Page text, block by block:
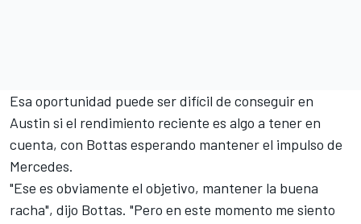
Esa oportunidad puede ser difícil de conseguir en
Austin si el rendimiento reciente es algo a tener en
cuenta, con Bottas esperando mantener el impulso de
Mercedes.
"Ese es obviamente el objetivo, mantener la buena
racha", dijo Bottas. "Pero en este momento me siento